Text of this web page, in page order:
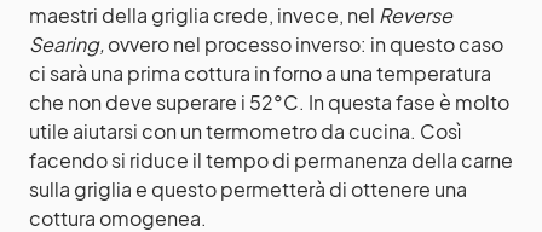
maestri della griglia crede, invece, nel Reverse
Searing,ovvero nel processo inverso: in questo caso
ci sarà una prima cottura in forno a una temperatura
che non deve superare i 52°C. In questa fase è molto
utile aiutarsi con un termometro da cucina. Così
facendo si riduce il tempo di permanenza della carne
sulla griglia e questo permetterà di ottenere una
cottura omogenea.